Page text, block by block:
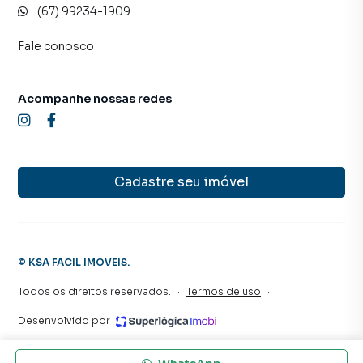
(67) 99234-1909
Fale conosco
Cadastre seu imóvel
Acompanhe nossas redes
© KSA FACIL IMOVEIS.
Todos os direitos reservados. · Termos de uso ·
Desenvolvido por